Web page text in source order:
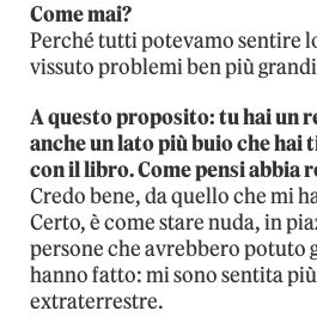
Come mai?
Perché tutti potevamo sentire
vissuto problemi ben più
A questo proposito: tu hai un
anche un lato più buio che
con il libro. Come pensi abbia
Credo bene, da quello che mi
Certo, è come stare nuda, in
persone che avrebbero potuto
hanno fatto: mi sono sentita
extraterrestre.